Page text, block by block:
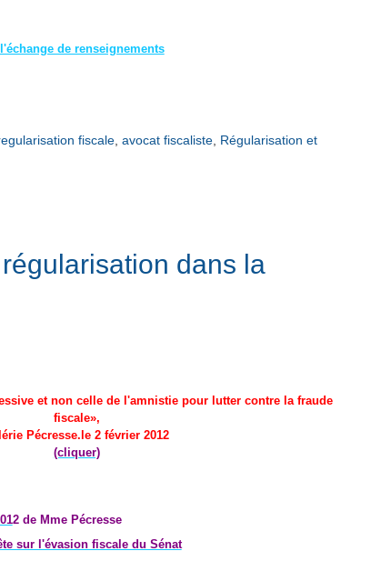
de renseignements
fiscale, avocat fiscaliste, Régularisation et
dans la
et non celle de l'amnistie pour lutter contre la fraude
fiscale»,
Pécresse. le 2 février 2012
(cliquer)
2 de Mme Pécresse
sur l'évasion fiscale du Sénat